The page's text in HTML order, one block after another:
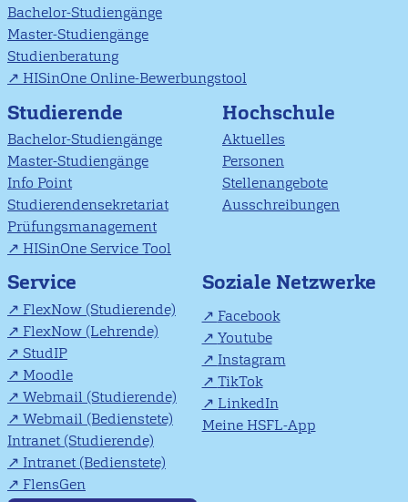
Bachelor-Studiengänge
Master-Studiengänge
Studienberatung
HISinOne Online-Bewerbungstool
Studierende
Bachelor-Studiengänge
Master-Studiengänge
Info Point
Studierendensekretariat
Prüfungsmanagement
HISinOne Service Tool
Hochschule
Aktuelles
Personen
Stellenangebote
Ausschreibungen
Service
FlexNow (Studierende)
FlexNow (Lehrende)
StudIP
Moodle
Webmail (Studierende)
Webmail (Bedienstete)
Intranet (Studierende)
Intranet (Bedienstete)
FlensGen
Soziale Netzwerke
Facebook
Youtube
Instagram
TikTok
LinkedIn
Meine HSFL-App